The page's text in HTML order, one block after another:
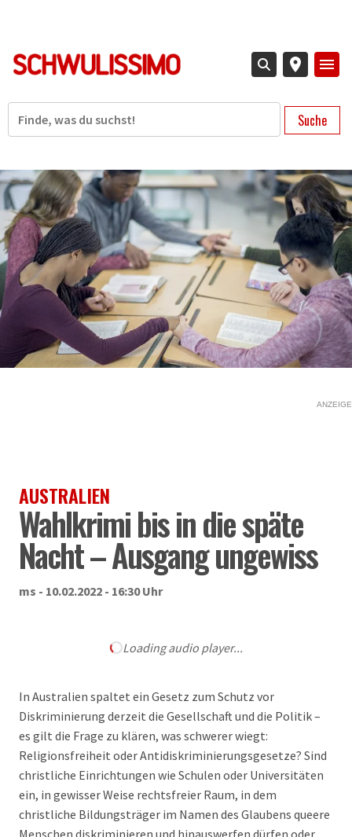
Suche
ANZEIGE
AUSTRALIEN
Wahlkrimi bis in die späte
Nacht – Ausgang ungewiss
ms - 10.02.2022 - 16:30 Uhr
Loading audio player...
In Australien spaltet ein Gesetz zum Schutz vor
Diskriminierung derzeit die Gesellschaft und die Politik –
es gilt die Frage zu klären, was schwerer wiegt:
Religionsfreiheit oder Antidiskriminierungsgesetze? Sind
christliche Einrichtungen wie Schulen oder Universitäten
ein, in gewisser Weise rechtsfreier Raum, in dem
christliche Bildungsträger im Namen des Glaubens queere
Menschen diskriminieren und hinauswerfen dürfen oder